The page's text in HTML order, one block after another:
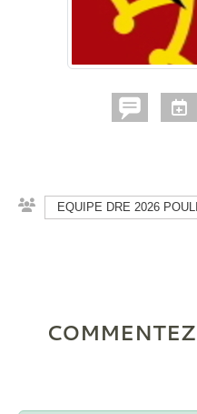
EQUIPE DRE 2026